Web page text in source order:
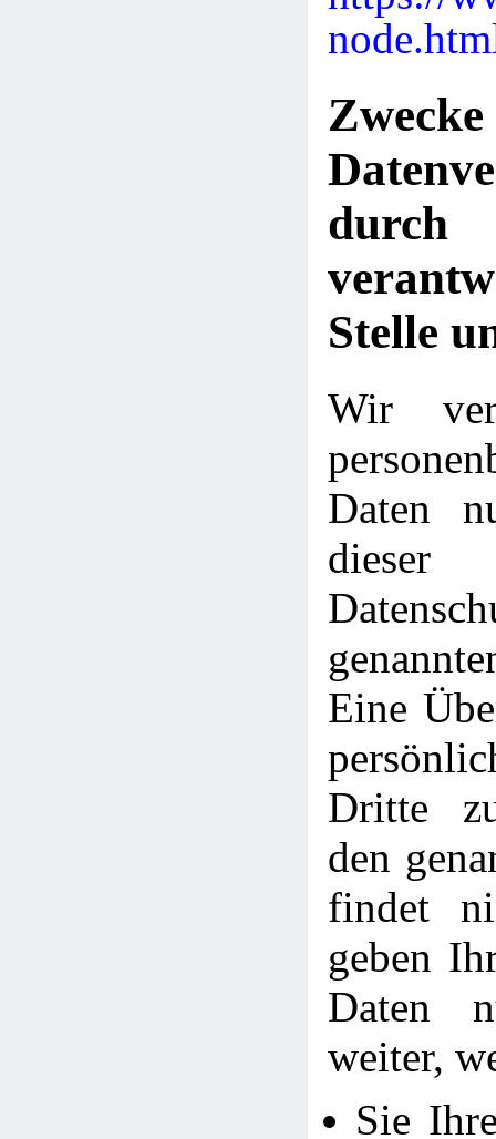
Stelle
Wir
Daten
dieser
Eine
Dritte
den
findet
geben
Daten
weiter,
Sie